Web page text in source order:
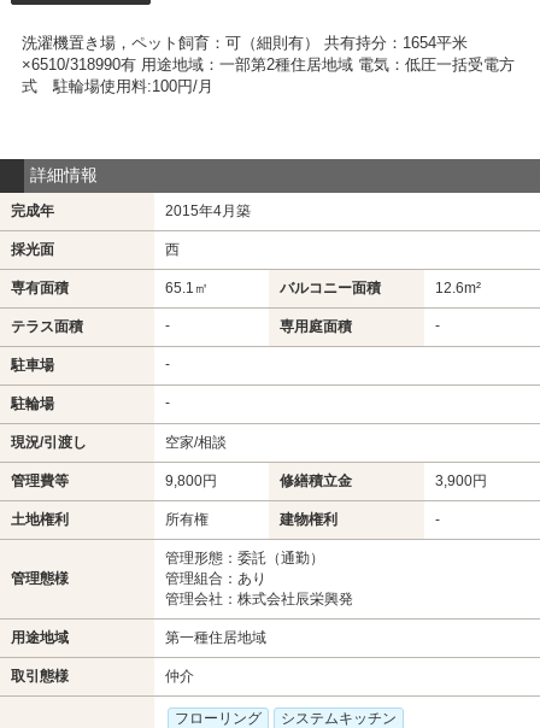
洗濯機置き場，ペット飼育：可（細則有） 共有持分：1654平米
×6510/318990有 用途地域：一部第2種住居地域 電気：低圧一括受電方
式 駐輪場使用料:100円/月
詳細情報
完成年 2015年4月築
採光面 西
専有面積 65.1㎡ バルコニー面積 12.6m²
テラス面積 - 専用庭面積 -
駐車場 -
駐輪場 -
現況/引渡し 空家/相談
管理費等 9,800円 修繕積立金 3,900円
土地権利 所有権 建物権利 -
管理態様
管理形態：委託（通勤）
管理組合：あり
管理会社：株式会社辰栄興発
用途地域 第一種住居地域
取引態様 仲介
フローリング
システムキッチン